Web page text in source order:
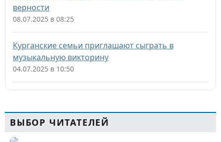
верности
08.07.2025 в 08:25
Курганские семьи приглашают сыграть в
музыкальную викторину
04.07.2025 в 10:50
ВЫБОР ЧИТАТЕЛЕЙ